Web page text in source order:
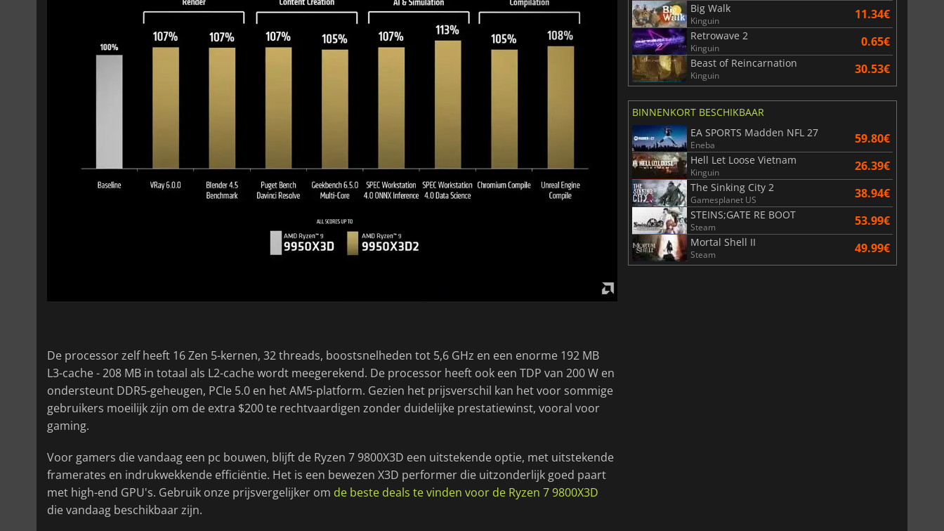
De processor zelf heeft 16 Zen 5-kernen, 32 threads, boostsnelheden tot 5,6 GHz en een enorme 192 MB
L3-cache - 208 MB in totaal als L2-cache wordt meegerekend. De processor heeft ook een TDP van 200 W en
ondersteunt DDR5-geheugen, PCIe 5.0 en het AM5-platform. Gezien het prijsverschil kan het voor sommige
gebruikers moeilijk zijn om de extra $200 te rechtvaardigen zonder duidelijke prestatiewinst, vooral voor
gaming.
Voor gamers die vandaag een pc bouwen, blijft de Ryzen 7 9800X3D een uitstekende optie, met uitstekende
framerates en indrukwekkende efficiëntie. Het is een bewezen X3D performer die uitzonderlijk goed paart
met high-end GPU's. Gebruik onze prijsvergelijker om de beste deals te vinden voor de Ryzen 7 9800X3D
die vandaag beschikbaar zijn.
Big Walk
Kinguin 11.34€
Retrowave 2
Kinguin 0.65€
Beast of Reincarnation
Kinguin 30.53€
BINNENKORT BESCHIKBAAR
EA SPORTS Madden NFL 27
Eneba 59.80€
Hell Let Loose Vietnam
Kinguin 26.39€
The Sinking City 2
Gamesplanet US 38.94€
STEINS;GATE RE BOOT
Steam 53.99€
Mortal Shell II
Steam 49.99€